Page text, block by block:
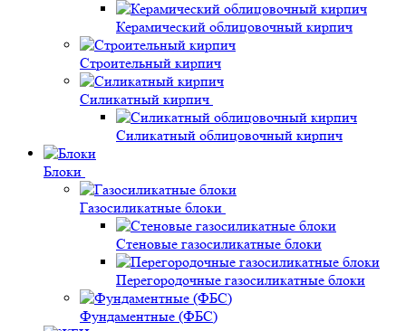
Керамический облицовочный кирпич
Строительный кирпич
Силикатный кирпич
Силикатный облицовочный кирпич
Блоки
Газосиликатные блоки
Стеновые газосиликатные блоки
Перегородочные газосиликатные блоки
Фундаментные (ФБС)